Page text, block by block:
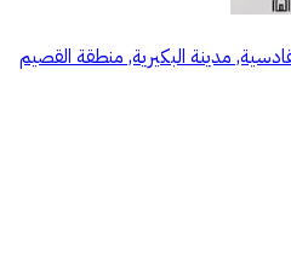
مدينة البكيرية, منطقة القصيم